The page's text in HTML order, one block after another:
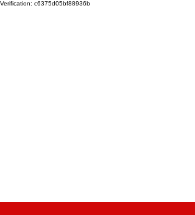
Verification: c6375d05bf88936b